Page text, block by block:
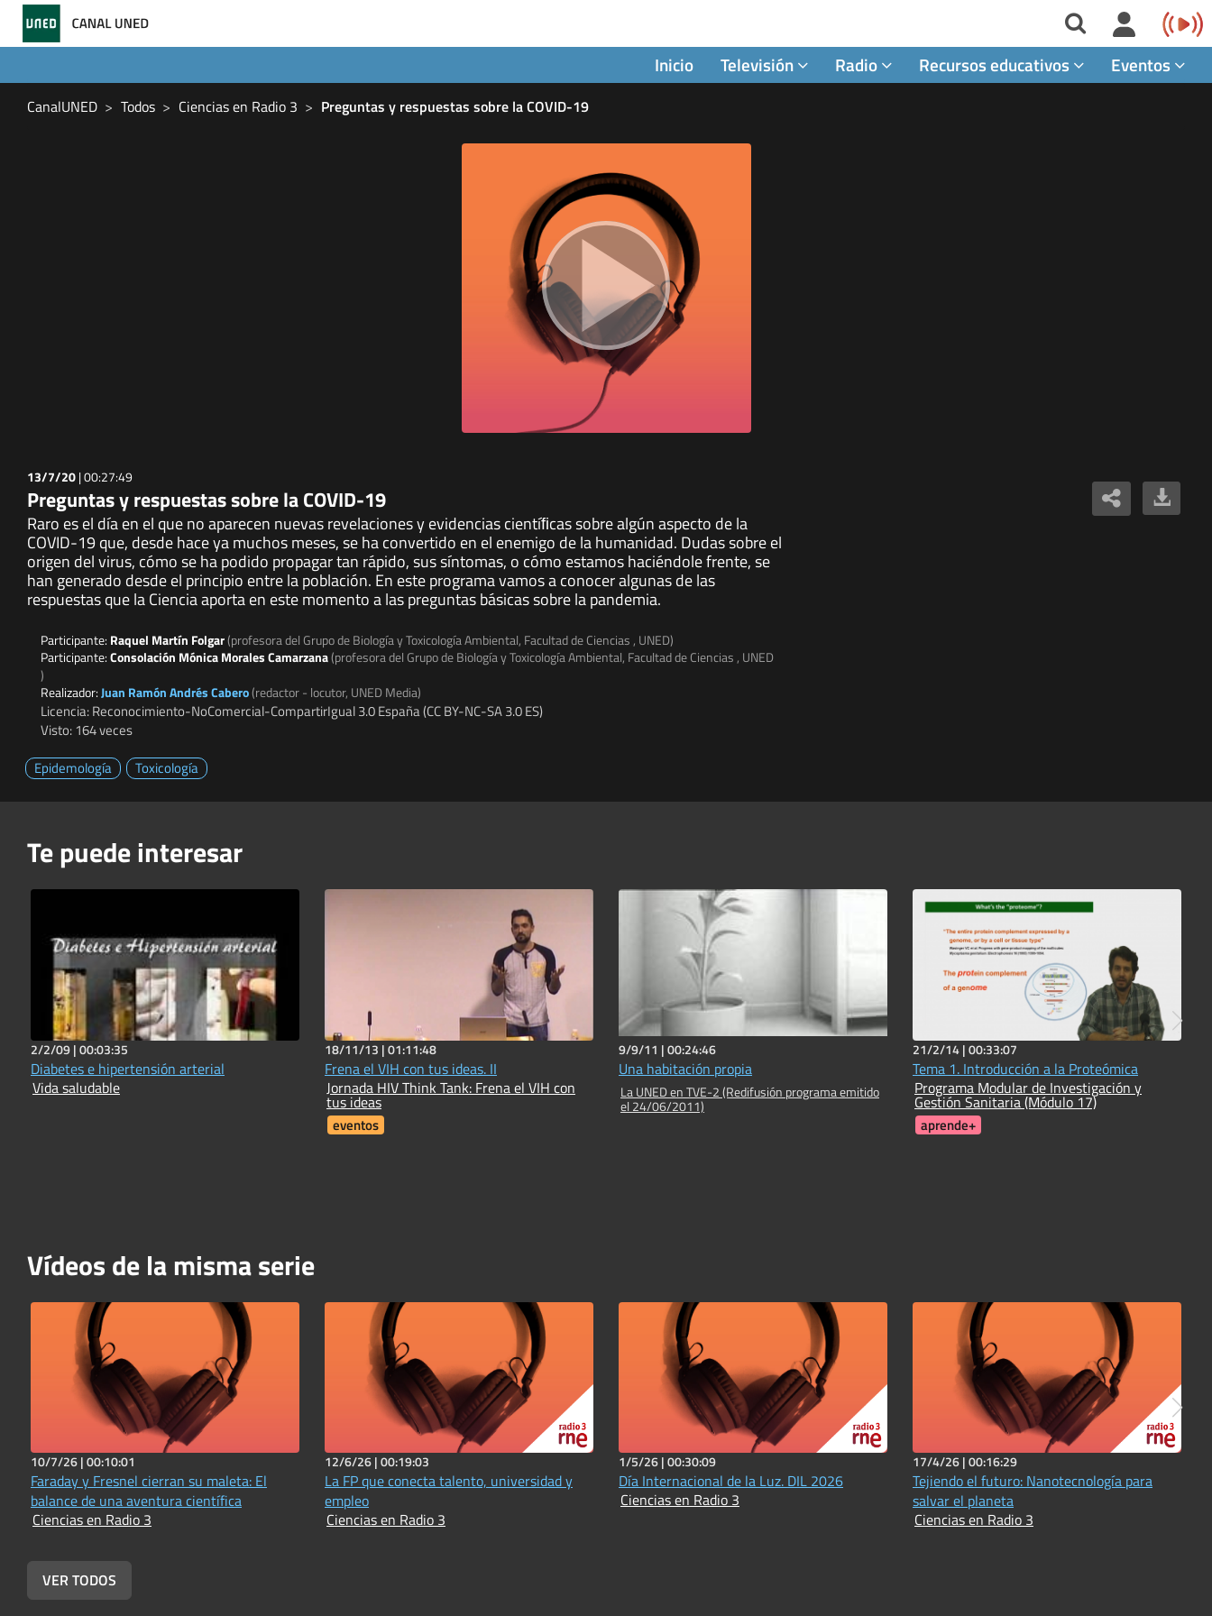
Inicio Televisión Radio Recursos educativos Eventos
CanalUNED Todos Ciencias en Radio 3 Preguntas y respuestas sobre la COVID-19
13/7/20|00:27:49
Preguntas y respuestas sobre la COVID-19
Raro es el día en el que no aparecen nuevas revelaciones y evidencias cientíﬁcas sobre algún aspecto de la
COVID-19 que, desde hace ya muchos meses, se ha convertido en el enemigo de la humanidad. Dudas sobre el
origen del virus, cómo se ha podido propagar tan rápido, sus síntomas, o cómo estamos haciéndole frente, se
han generado desde el principio entre la población. En este programa vamos a conocer algunas de las
respuestas que la Ciencia aporta en este momento a las preguntas básicas sobre la pandemia.
Participante: Raquel Martín Folgar(profesora del Grupo de Biología y Toxicología Ambiental, Facultad de Ciencias , UNED)
Participante:Consolación Mónica Morales Camarzana(profesora del Grupo de Biología y Toxicología Ambiental, Facultad de Ciencias , UNED
)
Realizador:Juan Ramón Andrés Cabero(redactor - locutor, UNED Media)
Licencia: Reconocimiento-NoComercial-CompartirIgual 3.0 España (CC BY-NC-SA 3.0 ES)
Visto: 164 veces
Epidemología
Toxicología
Te puede interesar
2/2/09 |00:03:35
Diabetes e hipertensión arterial
Vida saludable
18/11/13 |01:11:48
Frena el VIH con tus ideas. II
Jornada HIV Think Tank: Frena el VIH con
tus ideas
eventos
9/9/11 |00:24:46
Una habitación propia
La UNED en TVE-2 (Redifusión programa emitido
el 24/06/2011)
21/2/14 |00:33:07
Tema 1. Introducción a la Proteómica
Programa Modular de Investigación y
Gestión Sanitaria (Módulo 17)
aprende+
Vídeos de la misma serie
10/7/26 |00:10:01
Faraday y Fresnel cierran su maleta: El
balance de una aventura científica
Ciencias en Radio 3
12/6/26 |00:19:03
La FP que conecta talento, universidad y
empleo
Ciencias en Radio 3
1/5/26 |00:30:09
Día Internacional de la Luz. DIL 2026
Ciencias en Radio 3
17/4/26 |00:16:29
Tejiendo el futuro: Nanotecnología para
salvar el planeta
Ciencias en Radio 3
VER TODOS